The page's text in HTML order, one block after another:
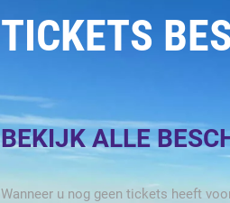
TICKETS
BEKIJK ALLE
Wanneer u nog geen tickets heeft